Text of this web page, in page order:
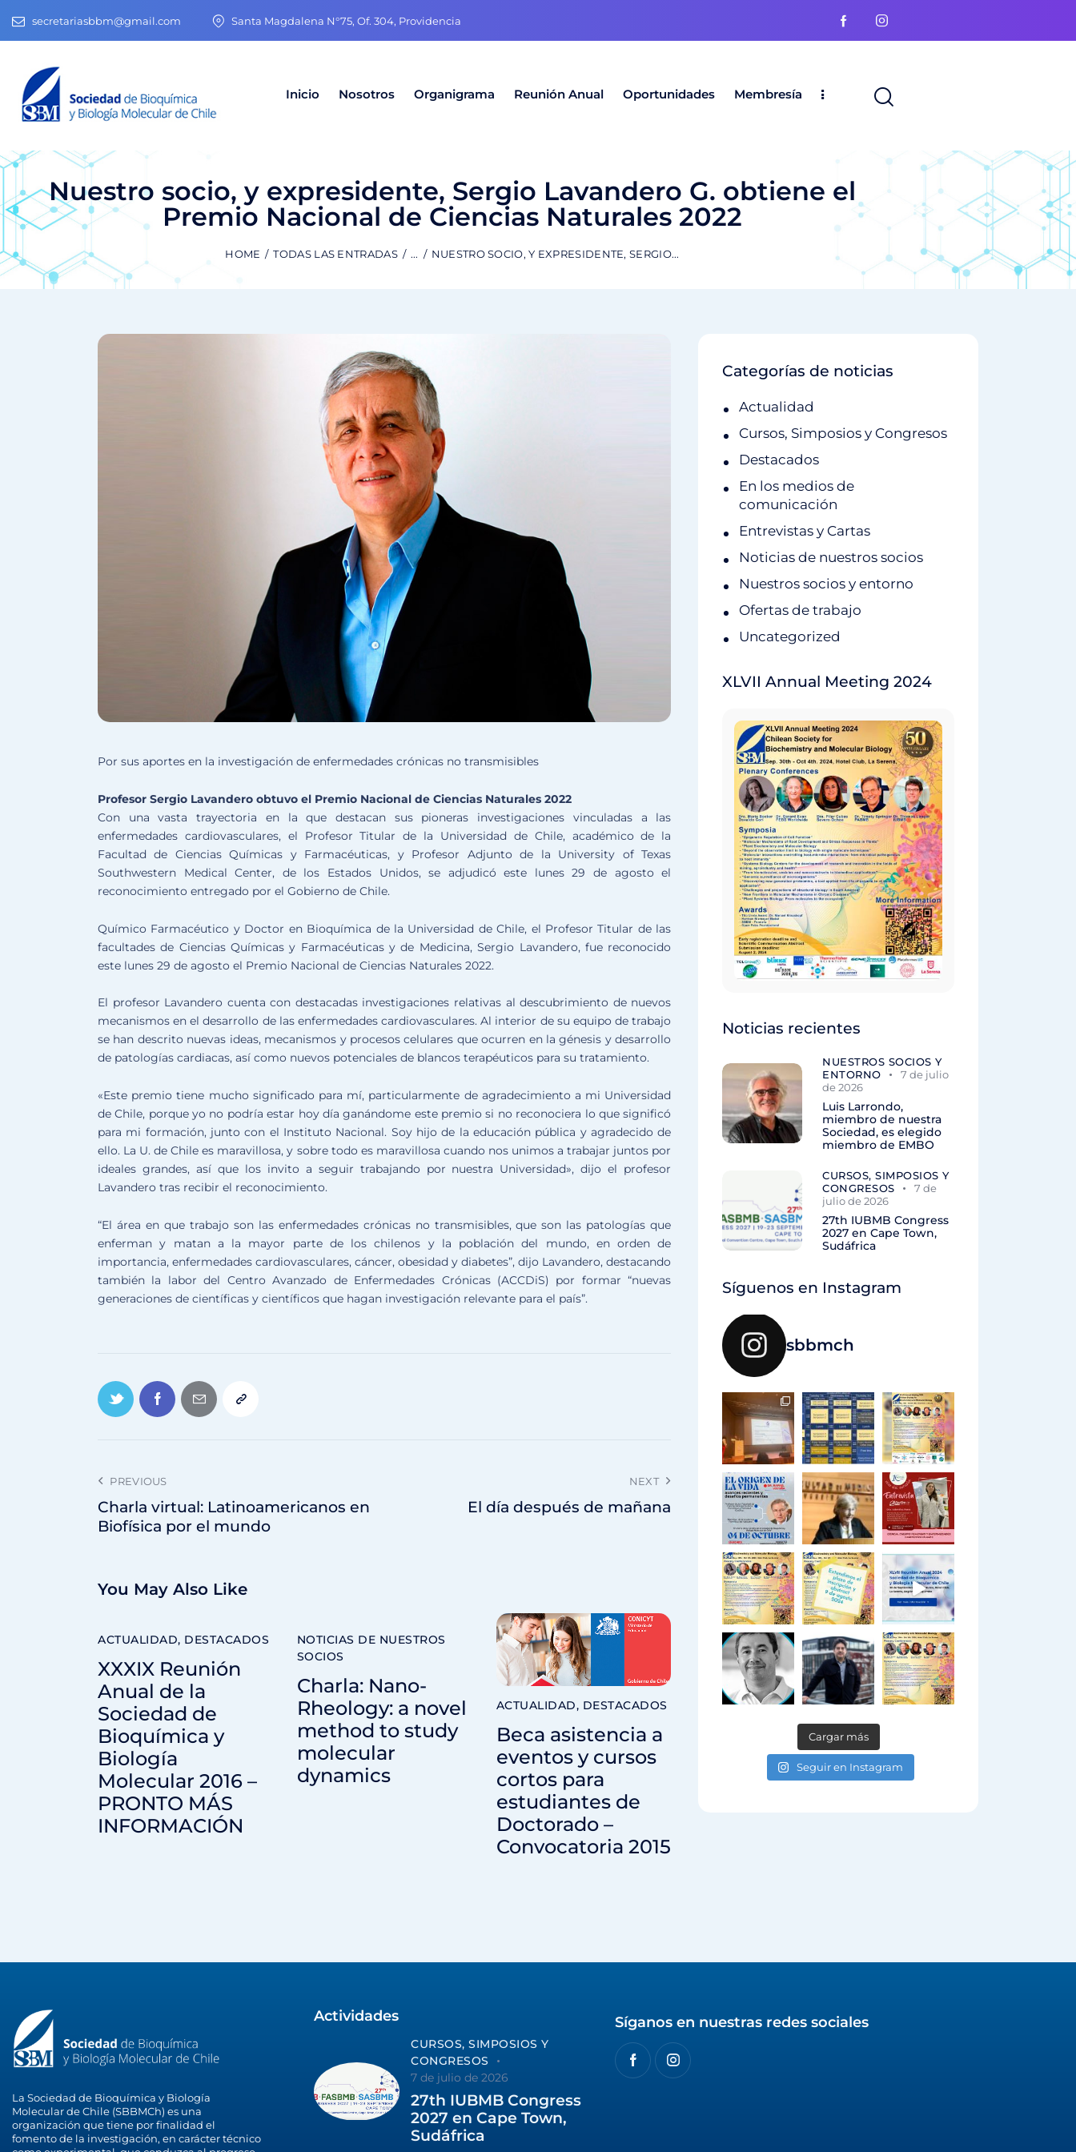
secretariasbbm@gmail.com Santa Magdalena N°75, Of. 304, Providencia
Inicio Nosotros Organigrama Reunión Anual Oportunidades Membresía
Nuestro socio, y expresidente, Sergio Lavandero G. obtiene el
Premio Nacional de Ciencias Naturales 2022
HOME TODAS LAS ENTRADAS ... NUESTRO SOCIO, Y EXPRESIDENTE, SERGIO...
Por sus aportes en la investigación de enfermedades crónicas no transmisibles
Profesor Sergio Lavandero obtuvo el Premio Nacional de Ciencias Naturales 2022
Con una vasta trayectoria en la que destacan sus pioneras investigaciones vinculadas a las
enfermedades cardiovasculares, el Profesor Titular de la Universidad de Chile, académico de la
Facultad de Ciencias Químicas y Farmacéuticas, y Profesor Adjunto de la University of Texas
Southwestern Medical Center, de los Estados Unidos, se adjudicó este lunes 29 de agosto el
reconocimiento entregado por el Gobierno de Chile.
Químico Farmacéutico y Doctor en Bioquímica de la Universidad de Chile, el Profesor Titular de las
facultades de Ciencias Químicas y Farmacéuticas y de Medicina, Sergio Lavandero, fue reconocido
este lunes 29 de agosto el Premio Nacional de Ciencias Naturales 2022.
El profesor Lavandero cuenta con destacadas investigaciones relativas al descubrimiento de nuevos
mecanismos en el desarrollo de las enfermedades cardiovasculares. Al interior de su equipo de trabajo
se han descrito nuevas ideas, mecanismos y procesos celulares que ocurren en la génesis y desarrollo
de patologías cardiacas, así como nuevos potenciales de blancos terapéuticos para su tratamiento.
«Este premio tiene mucho significado para mí, particularmente de agradecimiento a mi Universidad
de Chile, porque yo no podría estar hoy día ganándome este premio si no reconociera lo que significó
para mi formación, junto con el Instituto Nacional. Soy hijo de la educación pública y agradecido de
ello. La U. de Chile es maravillosa, y sobre todo es maravillosa cuando nos unimos a trabajar juntos por
ideales grandes, así que los invito a seguir trabajando por nuestra Universidad», dijo el profesor
Lavandero tras recibir el reconocimiento.
“El área en que trabajo son las enfermedades crónicas no transmisibles, que son las patologías que
enferman y matan a la mayor parte de los chilenos y la población del mundo, en orden de
importancia, enfermedades cardiovasculares, cáncer, obesidad y diabetes”, dijo Lavandero, destacando
también la labor del Centro Avanzado de Enfermedades Crónicas (ACCDiS) por formar “nuevas
generaciones de científicas y científicos que hagan investigación relevante para el país”.
PREVIOUS
Charla virtual: Latinoamericanos en
Biofísica por el mundo
NEXT
El día después de mañana
You May Also Like
ACTUALIDAD, DESTACADOS
XXXIX Reunión
Anual de la
Sociedad de
Bioquímica y
Biología
Molecular 2016 –
PRONTO MÁS
INFORMACIÓN
NOTICIAS DE NUESTROS
SOCIOS
Charla: Nano-
Rheology: a novel
method to study
molecular
dynamics
ACTUALIDAD, DESTACADOS
Beca asistencia a
eventos y cursos
cortos para
estudiantes de
Doctorado –
Convocatoria 2015
Categorías de noticias
Actualidad
Cursos, Simposios y Congresos
Destacados
En los medios de
comunicación
Entrevistas y Cartas
Noticias de nuestros socios
Nuestros socios y entorno
Ofertas de trabajo
Uncategorized
XLVII Annual Meeting 2024
Noticias recientes
NUESTROS SOCIOS Y
ENTORNO
7 de julio
de 2026
Luis Larrondo,
miembro de nuestra
Sociedad, es elegido
miembro de EMBO
CURSOS, SIMPOSIOS Y
CONGRESOS
7 de
julio de 2026
27th IUBMB Congress
2027 en Cape Town,
Sudáfrica
Síguenos en Instagram
sbbmch
Cargar más
Seguir en Instagram
La Sociedad de Bioquímica y Biología
Molecular de Chile (SBBMCh) es una
organización que tiene por finalidad el
fomento de la investigación, en carácter técnico
Actividades
CURSOS, SIMPOSIOS Y
CONGRESOS
7 de julio de 2026
27th IUBMB Congress
2027 en Cape Town,
Sudáfrica
Síganos en nuestras redes sociales